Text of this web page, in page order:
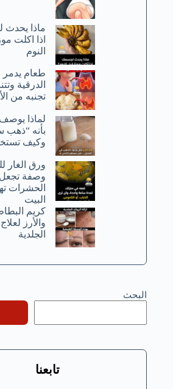
ماذا
اذا اكلت
النوم
طعام يدمر
الدرقية
تجنبه من
لماذا يوصف
بأنه “ذهب
وكيف
ورق الغار
وصفة تجعل
الحشرات
البيت
كريم
والأرز
الجلدية
البحث
تابعنا